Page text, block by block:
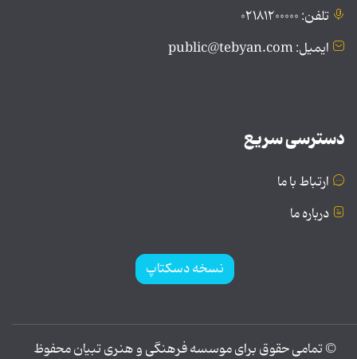
تلفن: ۰۲۱۸۱۲۰۰۰۰۰
ایمیل: public@tebyan.com
دسترسی سریع
ارتباط با ما
درباره ما
نسخه دسکتاپ
© تمامی حقوق برای موسسه فرهنگی و هنری تبیان محفوظ